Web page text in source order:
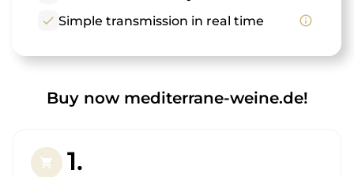
check Simple transmission in real time info_outline
Buy now mediterrane-weine.de!
shopping_cart 1.